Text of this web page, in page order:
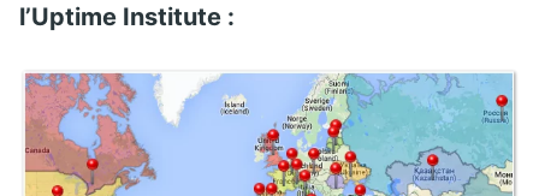
l’Uptime Institute :